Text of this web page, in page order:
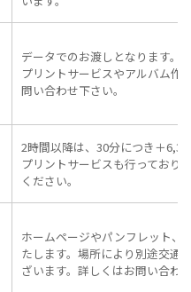
データでのお渡しとなります。
プリントサービスやアルバム作
問い合わせ下さい。
2時間以降は、30分につき＋
プリントサービスも行っており
ください。
ホームページやパンフレット、
たします。場所により別途交通
ざいます。詳しくはお問い合わ